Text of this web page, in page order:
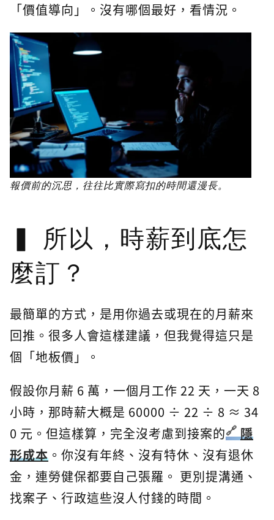
「價值導向」。沒有哪個最好，看情況。
報價前的沉思，往往比實際寫扣的時間還漫長。
所以，時薪到底怎
麼訂？
最簡單的方式，是用你過去或現在的月薪來
回推。很多人會這樣建議，但我覺得這只是
個「地板價」。
假設你月薪 6 萬，一個月工作 22 天，一天 8
小時，那時薪大概是 60000 ÷ 22 ÷ 8 ≈ 34
0 元。但這樣算，完全沒考慮到接案的
隱
形成本 。你沒有年終、沒有特休、沒有退休
金，連勞健保都要自己張羅。 更別提溝通、
找案子、行政這些沒人付錢的時間。